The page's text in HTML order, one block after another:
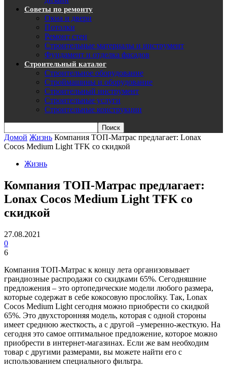
Советы по ремонту
Окна и двери
Потолки
Ремонт стен
Строительные материалы и инструмент
Фундамент и отделка фасадов
Строительный каталог
Строительное оборудование
Строймашины и оборудование
Строительный инструмент
Строительные услуги
Строительные конструкции
Домой Жизнь Компания ТОП-Матрас предлагает: Lonax
Cocos Medium Light TFK со скидкой
Жизнь
Компания ТОП-Матрас предлагает:
Lonax Cocos Medium Light TFK со
скидкой
27.08.2021
0
6
Компания ТОП-Матрас к концу лета организовывает
грандиозные распродажи со скидками 65%. Сегодняшние
предложения – это ортопедические модели любого размера,
которые содержат в себе кокосовую прослойку. Так, Lonax
Cocos Medium Light сегодня можно приобрести со скидкой
65%. Это двухсторонняя модель, которая с одной стороны
имеет среднюю жесткость, а с другой –умеренно-жесткую. На
сегодня это самое оптимальное предложение, которое можно
приобрести в интернет-магазинах. Если же вам необходим
товар с другими размерами, вы можете найти его с
использованием специального фильтра.